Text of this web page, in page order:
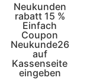
Neukunden
rabatt 15 %
Einfach
Coupon
Neukunde26
auf
Kassenseite
eingeben